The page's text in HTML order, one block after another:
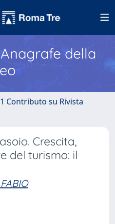
della
1 Contributo su Rivista
Crescita,
del turismo: il